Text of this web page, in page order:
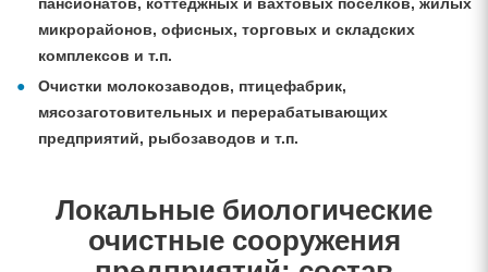
микрорайонов, офисных, торговых и складских
комплексов и т.п.
Очистки молокозаводов, птицефабрик,
мясозаготовительных и перерабатывающих
предприятий, рыбозаводов и т.п.
Локальные биологические
очистные сооружения